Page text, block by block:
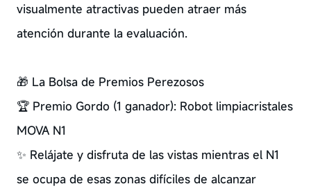
visualmente atractivas pueden atraer más
atención durante la evaluación.
🎁 La Bolsa de Premios Perezosos
🏆 Premio Gordo (1 ganador): Robot limpiacristales
MOVA N1
✨ Relájate y disfruta de las vistas mientras el N1
se ocupa de esas zonas difíciles de alcanzar